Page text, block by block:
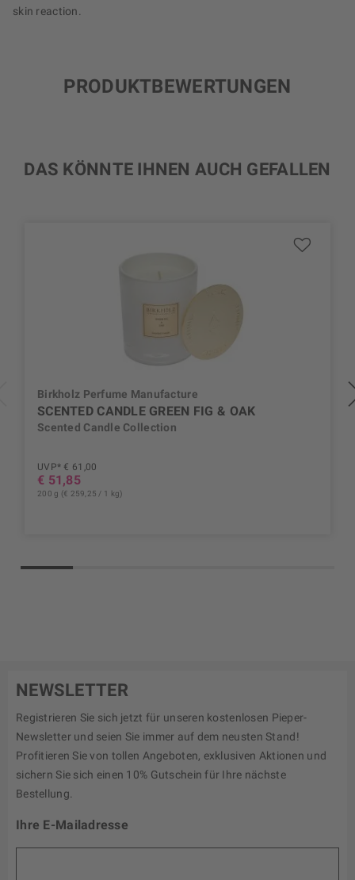
skin reaction.
PRODUKTBEWERTUNGEN
DAS KÖNNTE IHNEN AUCH GEFALLEN
Birkholz Perfume Manufacture
SCENTED CANDLE GREEN FIG & OAK
Scented Candle Collection
UVP* € 61,00
€ 51,85
200 g (€ 259,25 / 1 kg)
NEWSLETTER
Registrieren Sie sich jetzt für unseren kostenlosen Pieper-
Newsletter und seien Sie immer auf dem neusten Stand!
Profitieren Sie von tollen Angeboten, exklusiven Aktionen und
sichern Sie sich einen 10% Gutschein für Ihre nächste
Bestellung.
Ihre E-Mailadresse